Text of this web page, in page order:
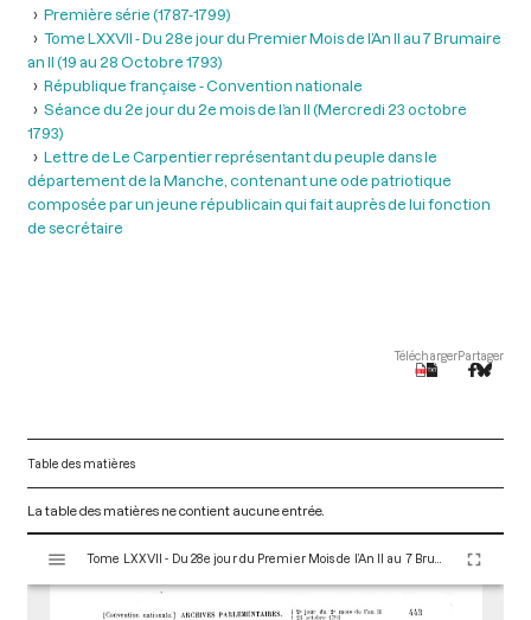
Première série (1787-1799)
Tome LXXVII - Du 28e jour du Premier Mois de l’An II au 7 Brumaire
an II (19 au 28 Octobre 1793)
République française - Convention nationale
Séance du 2e jour du 2e mois de l’an II (Mercredi 23 octobre
1793)
Lettre de Le Carpentier représentant du peuple dans le
département de la Manche, contenant une ode patriotique
composée par un jeune républicain qui fait auprès de lui fonction
de secrétaire
TéléchargerPartager
Table des matières
La table des matières ne contient aucune entrée.
s